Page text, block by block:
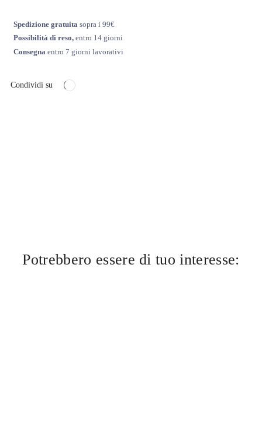
Spedizione gratuita sopra i 99€
Possibilità di reso, entro 14 giorni
Consegna entro 7 giorni lavorativi
Condividi su
Potrebbero essere di tuo interesse: